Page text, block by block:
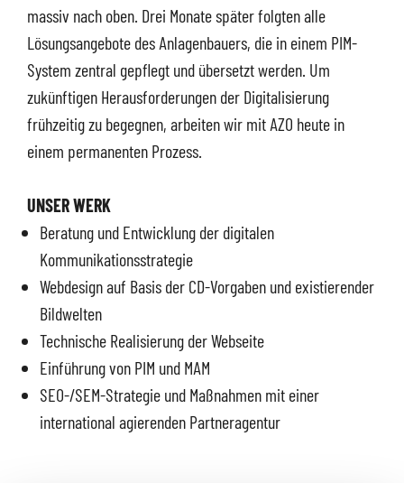
massiv nach oben. Drei Monate später folgten alle
Lösungsangebote des Anlagenbauers, die in einem PIM-
System zentral gepflegt und übersetzt werden. Um
zukünftigen Herausforderungen der Digitalisierung
frühzeitig zu begegnen, arbeiten wir mit AZO heute in
einem permanenten Prozess.
UNSER WERK
Beratung und Entwicklung der digitalen
Kommunikationsstrategie
Webdesign auf Basis der CD-Vorgaben und existierender
Bildwelten
Technische Realisierung der Webseite
Einführung von PIM und MAM
SEO-/SEM-Strategie und Maßnahmen mit einer
international agierenden Partneragentur